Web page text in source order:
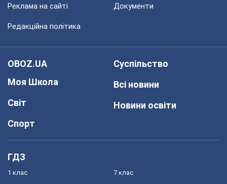
Реклама на сайті Документи
Редакційна політика
OBOZ.UA
Моя Школа
Світ
Спорт
Суспільство
Всі новини
Новини освіти
ГДЗ
1 клас 7 клас